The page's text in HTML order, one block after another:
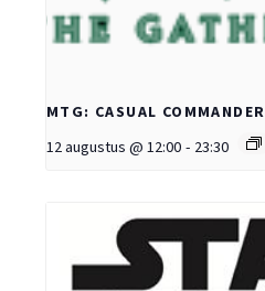
MTG: CASUAL COMMANDER
12 augustus @ 12:00 - 23:30